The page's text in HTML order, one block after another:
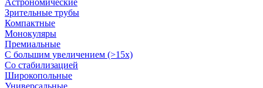
Астрономические
Зрительные трубы
Компактные
Монокуляры
Премиальные
С большим увеличением (>15x)
Со стабилизацией
Широкопольные
Универсальные